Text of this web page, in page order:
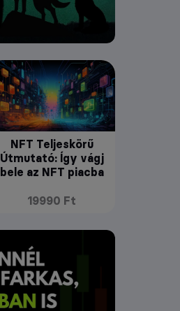
NFT Teljeskörű
Útmutató: Így vágj
bele az NFT piacba
19990 Ft